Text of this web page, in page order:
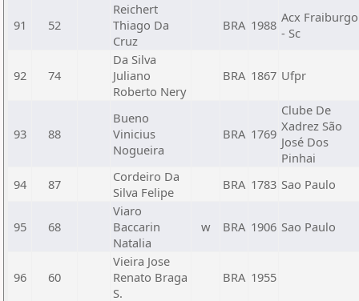
91 52
Reichert
Thiago Da
Cruz
BRA 1988 Acx Fraiburgo
- Sc
92 74
Da Silva
Juliano
Roberto Nery
BRA 1867 Ufpr
93 88
Bueno
Vinicius
Nogueira
BRA 1769
Clube De
Xadrez São
José Dos
Pinhai
94
87
Cordeiro Da
Silva Felipe
BRA 1783 Sao Paulo
95 68
Viaro
Baccarin
Natalia
w BRA 1906 Sao Paulo
96 60
Vieira Jose
Renato Braga
S.
BRA 1955